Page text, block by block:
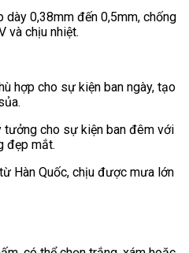
dày 0,38mm đến 0,5mm, chống
và chịu nhiệt.
hợp cho sự kiện ban ngày, tạo
tưởng cho sự kiện ban đêm với
đẹp mắt.
Hàn Quốc, chịu được mưa lớn